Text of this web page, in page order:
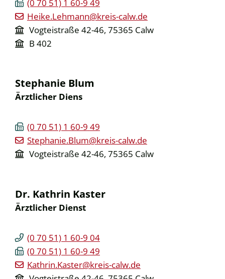
Heike.Lehmann@kreis-calw.de
Vogteistraße 42-46, 75365 Calw
B 402
Stephanie Blum
Ärztlicher Diens
(0 70 51) 1 60-9 49
Stephanie.Blum@kreis-calw.de
Vogteistraße 42-46, 75365 Calw
Dr. Kathrin Kaster
Ärztlicher Dienst
(0 70 51) 1 60-9 04
(0 70 51) 1 60-9 49
Kathrin.Kaster@kreis-calw.de